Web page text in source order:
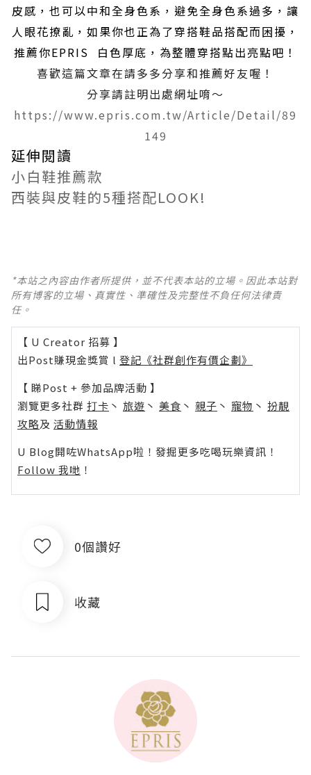
皮感，也可以中和全身色系，避免全身色系過多，讓
人眼花撩亂，如果你也正為了穿搭鞋品搭配而困擾，
推薦你EPRIS 白色厚底，為整體穿搭點出亮點吧！
喜歡這篇文章在請多多分享和推薦好友喔！
分享請註明出處網址唷～
https://www.epris.com.tw/Article/Detail/89
149
延伸閱讀
小白鞋推薦款
西裝與皮鞋的5種搭配LOOK!
*本站之內容由作者所提供，並不代表本站的立場。因此本站對
所有博客的立場、真實性、準確性及完整性不負任何法律責
任。
【 U Creator 招募 】
出Post賺現金獎賞 l 登記《社群創作有價企劃》
【 睇Post + 參加品牌活動 】
瀏覽更多社群 打卡 丶 旅遊 丶 美食 丶 親子 丶 寵物 丶 扮靚
攻略及 活動情報
U Blog開咗WhatsApp啦！發掘更多吃喝玩樂資訊！
Follow 我哋 ！
0個讚好
收藏